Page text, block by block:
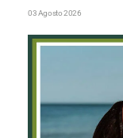
03 Agosto 2026